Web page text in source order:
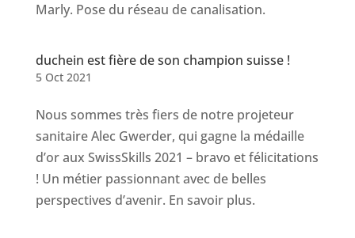
Marly. Pose du réseau de canalisation.
duchein est fière de son champion suisse !
5 Oct 2021
Nous sommes très fiers de notre projeteur
sanitaire Alec Gwerder, qui gagne la médaille
d’or aux SwissSkills 2021 – bravo et félicitations
! Un métier passionnant avec de belles
perspectives d’avenir. En savoir plus.